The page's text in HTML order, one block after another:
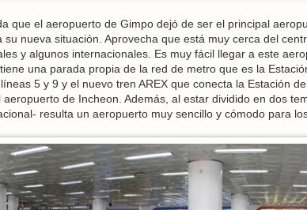
que el aeropuerto de Gimpo dejó de ser el principal
nueva situación. Aprovecha que está muy cerca del
y algunos internacionales. Es muy fácil llegar a este
una parada propia de la red de metro que es la
5 y 9 y el nuevo tren AREX que conecta la Estación
de Incheon. Además, al estar dividido en dos
resulta un aeropuerto muy sencillo y cómodo para